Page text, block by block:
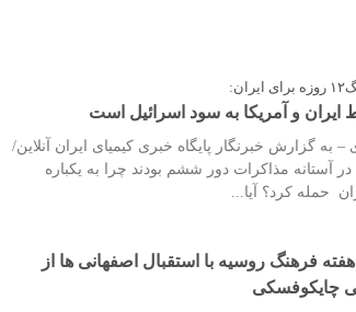
ایران و آمریکا به سود اسرائیل است
به گزارش خبرنگار پایگاه خبری کیمیای ایران آنلاین/
در آستانه مذاکرات دور ششم بودند چرا به یکباره
حمله کرد؟ آیا...
فرهنگ روسیه با استقبال اصفهانی ها از
چایکوفسکی